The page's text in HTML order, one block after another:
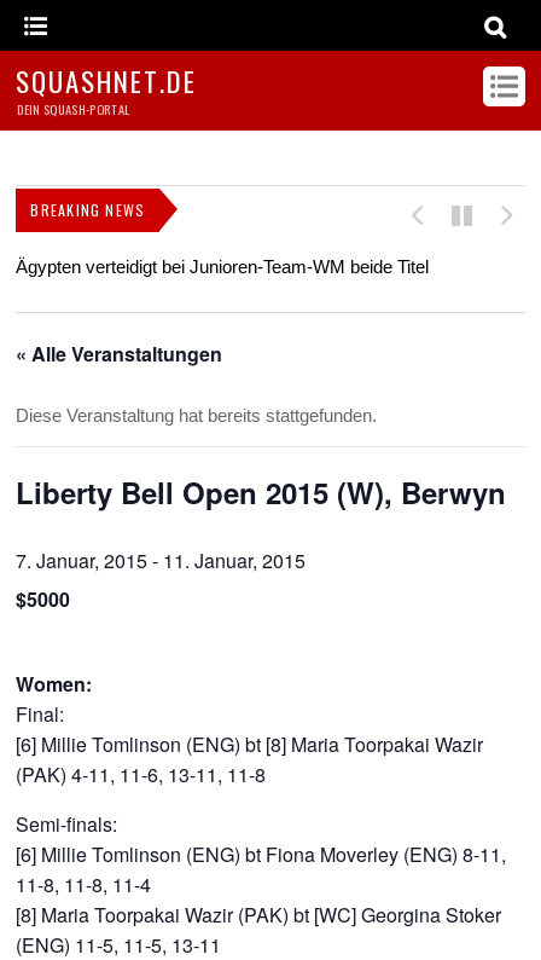
SQUASHNET.DE
DEIN SQUASH-PORTAL
BREAKING NEWS
Ägypten verteidigt bei Junioren-Team-WM beide Titel
« Alle Veranstaltungen
Diese Veranstaltung hat bereits stattgefunden.
Liberty Bell Open 2015 (W), Berwyn
7. Januar, 2015- 11. Januar, 2015
$5000
Women:
Final:
[6] Millie Tomlinson (ENG) bt [8] Maria Toorpakai Wazir
(PAK) 4-11, 11-6, 13-11, 11-8
Semi-finals:
[6] Millie Tomlinson (ENG) bt Fiona Moverley (ENG) 8-11,
11-8, 11-8, 11-4
[8] Maria Toorpakai Wazir (PAK) bt [WC] Georgina Stoker
(ENG) 11-5, 11-5, 13-11